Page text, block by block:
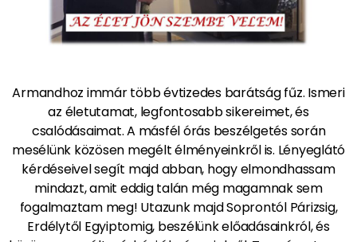
Armandhoz immár több évtizedes barátság fűz. Ismeri
az életutamat, legfontosabb sikereimet, és
csalódásaimat. A másfél órás beszélgetés során
mesélünk közösen megélt élményeinkről is. Lényeglátó
kérdéseivel segít majd abban, hogy elmondhassam
mindazt, amit eddig talán még magamnak sem
fogalmaztam meg! Utazunk majd Soprontól Párizsig,
Erdélytől Egyiptomig, beszélünk előadásainkról, és